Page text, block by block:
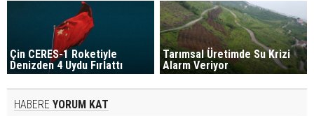
Çin CERES-1 Roketiyle
Denizden 4 Uydu Fırlattı
Tarımsal Üretimde Su Krizi
Alarm Veriyor
HABERE YORUM KAT